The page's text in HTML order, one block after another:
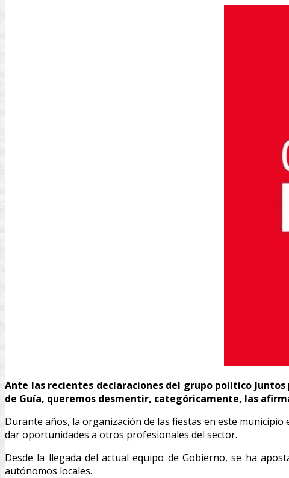
Ante las recientes declaraciones del grupo político Juntos
de Guía, queremos desmentir, categóricamente, las
Durante años, la organización de las fiestas en este
dar oportunidades a otros profesionales del sector.
Desde la llegada del actual equipo de Gobierno, se ha
autónomos locales.